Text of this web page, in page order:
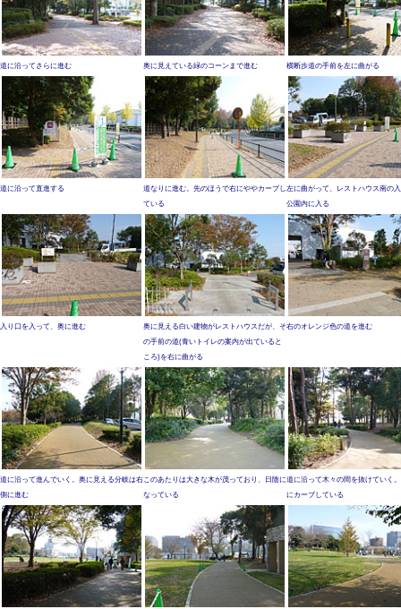
道に沿ってさらに進む 奥に見えている緑のコーンまで進む 横断歩道の手前を左に曲がる
道に沿って直進する
道なりに進む。先のほうで右にややカーブし
ている
左に曲がって、レストハウス南の
公園内に入る
入り口を入って、奥に進む
奥に見える白い建物がレストハウスだが、そ
の手前の道(青いトイレの案内が出ていると
ころ)を右に曲がる
右のオレンジ色の道を進む
道に沿って進んでいく。奥に見える分岐は右
側に進む
このあたりは大きな木が茂っており、日陰に
なっている
道に沿って木々の間を抜けていく
にカーブしている